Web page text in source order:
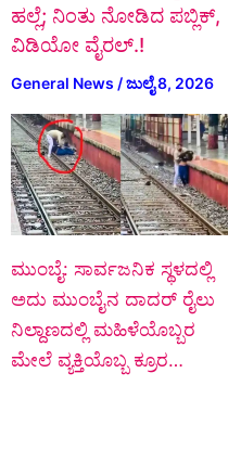
ಹಲ್ಲೆ; ನಿಂತು ನೋಡಿದ ಪಬ್ಲಿಕ್‌,
ವಿಡಿಯೋ ವೈರಲ್.!
General News /ಜುಲೈ 8, 2026
ಮುಂಬೈ: ಸಾರ್ವಜನಿಕ ಸ್ಥಳದಲ್ಲಿ
ಅದು ಮುಂಬೈನ ದಾದರ್ ರೈಲು
ನಿಲ್ದಾಣದಲ್ಲಿ ಮಹಿಳೆಯೊಬ್ಬರ
ಮೇಲೆ ವ್ಯಕ್ತಿಯೊಬ್ಬ ಕ್ರೂರ…